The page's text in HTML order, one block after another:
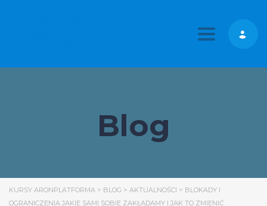
Toggle
Blog
KURSY ARONPLATFORMA > BLOG > AKTUALNOŚCI > BLOKADY I
OGRANICZENIA JAKIE SAMI SOBIE ZAKŁADAMY I JAK TO ZMIENIĆ